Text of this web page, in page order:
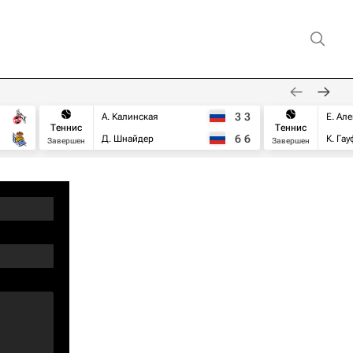
Теннис
Завершен
А. Калинская
Д. Шнайдер
3 3
6 6
Теннис
Завершен
Е.
К.